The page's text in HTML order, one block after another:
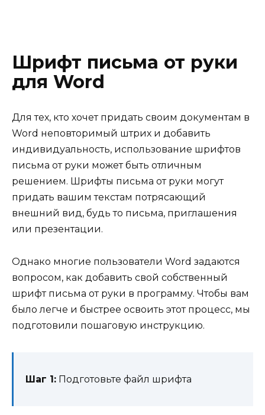
Шрифт письма от руки
для Word
Для тех, кто хочет придать своим документам в
Word неповторимый штрих и добавить
индивидуальность, использование шрифтов
письма от руки может быть отличным
решением. Шрифты письма от руки могут
придать вашим текстам потрясающий
внешний вид, будь то письма, приглашения
или презентации.
Однако многие пользователи Word задаются
вопросом, как добавить свой собственный
шрифт письма от руки в программу. Чтобы вам
было легче и быстрее освоить этот процесс, мы
подготовили пошаговую инструкцию.
Шаг 1: Подготовьте файл шрифта